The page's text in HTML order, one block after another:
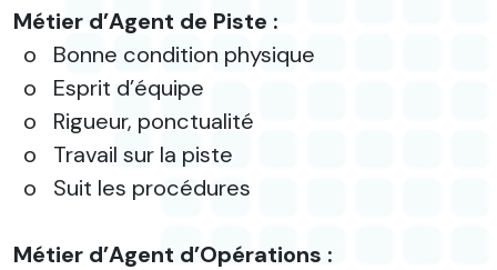
Métier d’Agent de Piste :
o
Bonne condition physique
o
Esprit d’équipe
o
Rigueur, ponctualité
o
Travail sur la piste
o
Suit les procédures
Métier d’Agent d’Opérations :